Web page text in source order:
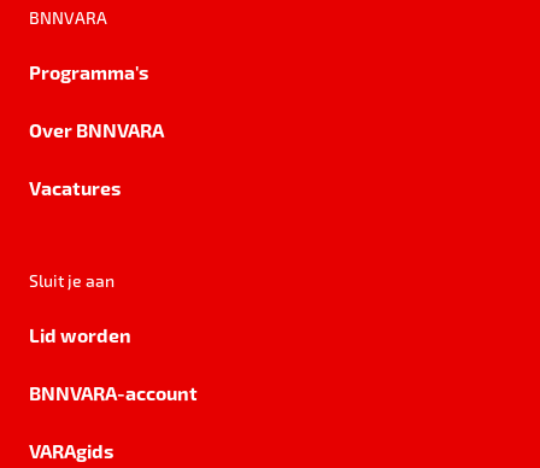
BNNVARA
Programma's
Over BNNVARA
Vacatures
Sluit je aan
Lid worden
BNNVARA-account
VARAgids